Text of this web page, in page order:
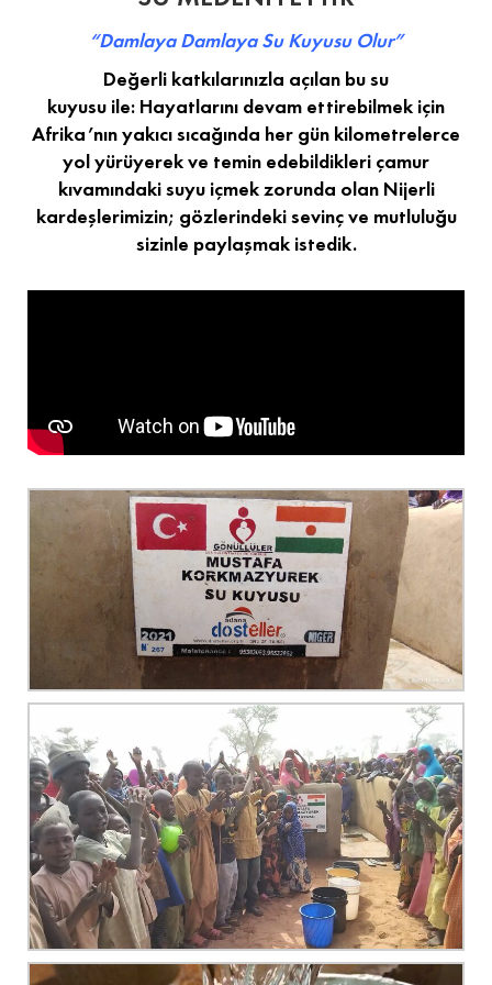
“Damlaya Damlaya Su Kuyusu Olur”
Değerli katkılarınızla açılan bu su
kuyusu ile: Hayatlarını devam ettirebilmek için
Afrika’nın yakıcı sıcağında her gün kilometrelerce
yol yürüyerek ve temin edebildikleri çamur
kıvamındaki suyu içmek zorunda olan Nijerli
kardeşlerimizin; gözlerindeki sevinç ve mutluluğu
sizinle paylaşmak istedik.